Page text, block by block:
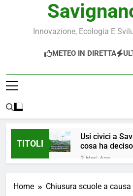
Innovazione, Ecologia E
METEO IN DIRETTA
TITOLI
Usi civici a
cosa ha
2 Mesi Ago
4 Mesi Ago
Home Chiusura scuole a